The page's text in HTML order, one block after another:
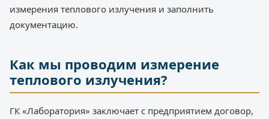
измерения теплового излучения и заполнить
документацию.
Как мы проводим измерение
теплового излучения?
ГК «Лаборатория» заключает с предприятием договор,